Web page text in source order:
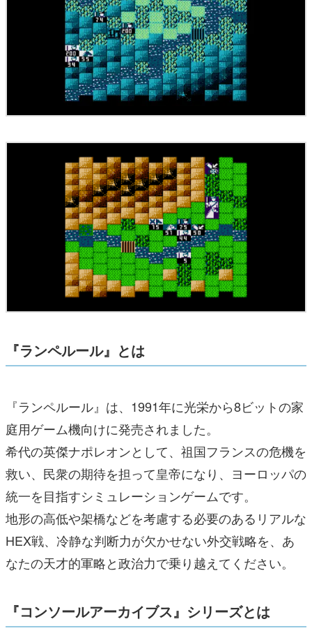
『ランペルール』とは
『ランペルール』は、1991年に光栄から8ビットの家
庭用ゲーム機向けに発売されました。
希代の英傑ナポレオンとして、祖国フランスの危機を
救い、民衆の期待を担って皇帝になり、ヨーロッパの
統一を目指すシミュレーションゲームです。
地形の高低や架橋などを考慮する必要のあるリアルな
HEX戦、冷静な判断力が欠かせない外交戦略を、あ
なたの天才的軍略と政治力で乗り越えてください。
『コンソールアーカイブス』シリーズとは